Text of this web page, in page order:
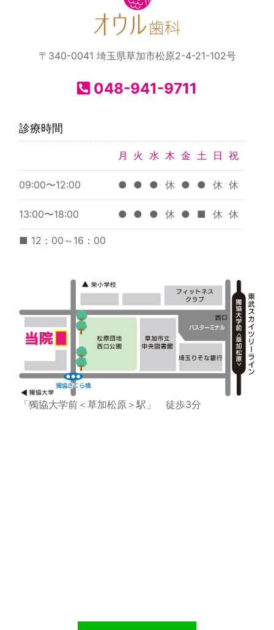
〒340-0041 埼玉県草加市松原2-4-21-102号
048-941-9711
診療時間
月 火 水 木 金 土 日 祝
09:00〜12:00 ● ● ● 休 ● ● 休 休
13:00〜18:00 ● ● ● 休 ● ■ 休 休
■ 12：00～16：00
「獨協大学前＜草加松原＞駅」 徒歩3分